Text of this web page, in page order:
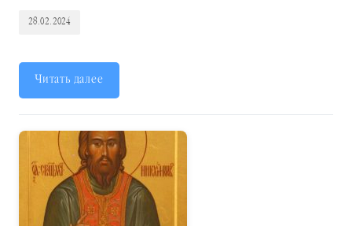
28.02.2024
Читать далее